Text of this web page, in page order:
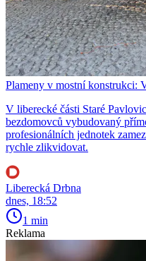
Plameny v mostní konstrukci:
V liberecké části Staré
bezdomovců vybudovaný
profesionálních jednotek
rychle zlikvidovat.
Liberecká Drbna
dnes, 18:52
1 min
Reklama